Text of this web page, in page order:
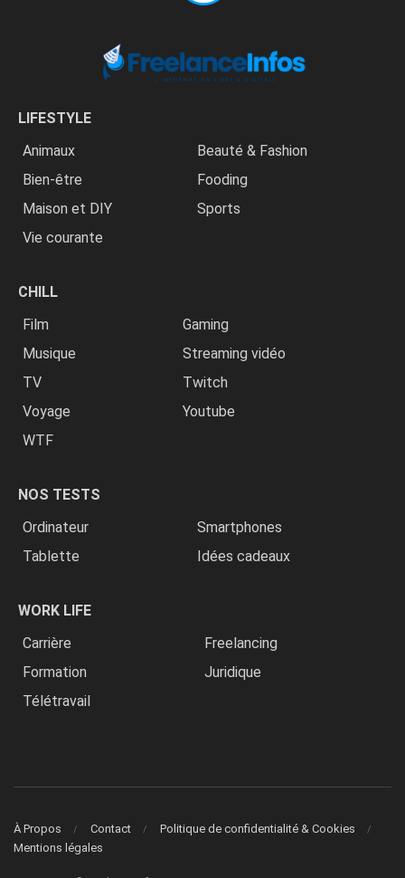
LIFESTYLE
Animaux
Beauté & Fashion
Bien-être
Fooding
Maison et DIY
Sports
Vie courante
CHILL
Film
Gaming
Musique
Streaming vidéo
TV
Twitch
Voyage
Youtube
WTF
NOS TESTS
Ordinateur
Smartphones
Tablette
Idées cadeaux
WORK LIFE
Carrière
Freelancing
Formation
Juridique
Télétravail
À Propos Contact
Politique de confidentialité & Cookies
Mentions légales